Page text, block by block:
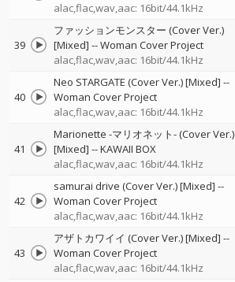
alac,flac,wav,aac: 16bit/44.1kHz
39
ファッションモンスター (Cover Ver.)
[Mixed] --Woman Cover Project
alac,flac,wav,aac: 16bit/44.1kHz
40
Neo STARGATE (Cover Ver.) [Mixed] --
Woman Cover Project
alac,flac,wav,aac: 16bit/44.1kHz
41
Marionette -マリオネット- (Cover Ver.)
[Mixed] --KAWAII BOX
alac,flac,wav,aac: 16bit/44.1kHz
42
samurai drive (Cover Ver.) [Mixed] --
Woman Cover Project
alac,flac,wav,aac: 16bit/44.1kHz
43
アザトカワイイ (Cover Ver.) [Mixed] --
Woman Cover Project
alac,flac,wav,aac: 16bit/44.1kHz